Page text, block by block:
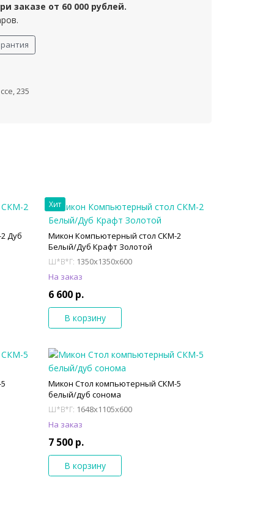
заказе от 60 000 рублей.
235
Дуб
Хит
Микон Компьютерный стол СКМ-2
Белый/Дуб Крафт Золотой
Ш*В*Г: 1350x1350x600
На заказ
6 600 р.
В корзину
Микон Стол компьютерный СКМ-5
белый/дуб сонома
Ш*В*Г: 1648x1105x600
На заказ
7 500 р.
В корзину